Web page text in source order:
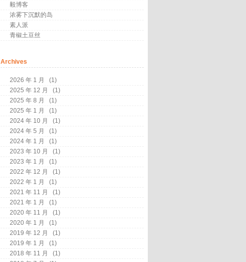
毅博客
浓雾下沉默的岛
素人派
青椒土豆丝
Archives
2026 年 1 月
(1)
2025 年 12 月
(1)
2025 年 8 月
(1)
2025 年 1 月
(1)
2024 年 10 月
(1)
2024 年 5 月
(1)
2024 年 1 月
(1)
2023 年 10 月
(1)
2023 年 1 月
(1)
2022 年 12 月
(1)
2022 年 1 月
(1)
2021 年 11 月
(1)
2021 年 1 月
(1)
2020 年 11 月
(1)
2020 年 1 月
(1)
2019 年 12 月
(1)
2019 年 1 月
(1)
2018 年 11 月
(1)